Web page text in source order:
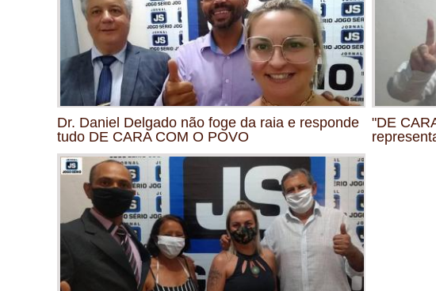
Dr. Daniel Delgado não foge da raia e responde
tudo DE CARA COM O POVO
"DE